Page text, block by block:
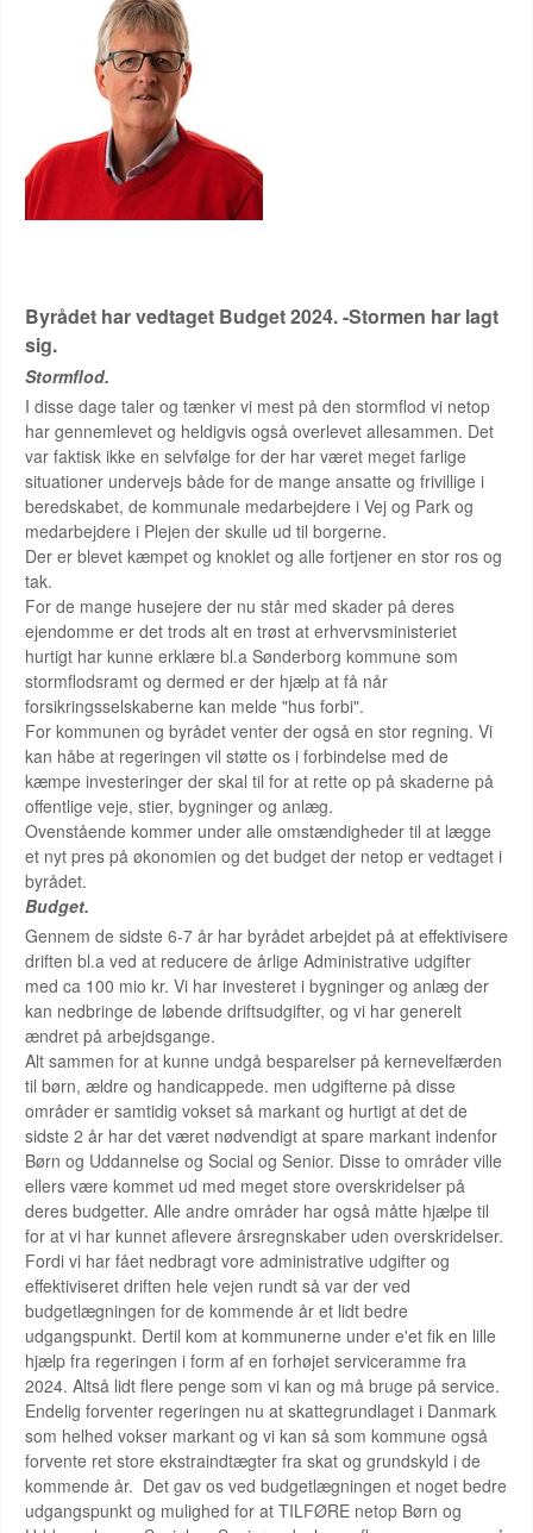
Byrådet har vedtaget Budget 2024. -Stormen har lagt
sig.
Stormflod.
I disse dage taler og tænker vi mest på den stormflod vi netop
har gennemlevet og heldigvis også overlevet allesammen. Det
var faktisk ikke en selvfølge for der har været meget farlige
situationer undervejs både for de mange ansatte og frivillige i
beredskabet, de kommunale medarbejdere i Vej og Park og
medarbejdere i Plejen der skulle ud til borgerne.
Der er blevet kæmpet og knoklet og alle fortjener en stor ros og
tak.
For de mange husejere der nu står med skader på deres
ejendomme er det trods alt en trøst at erhvervsministeriet
hurtigt har kunne erklære bl.a Sønderborg kommune som
stormflodsramt og dermed er der hjælp at få når
forsikringsselskaberne kan melde "hus forbi".
For kommunen og byrådet venter der også en stor regning. Vi
kan håbe at regeringen vil støtte os i forbindelse med de
kæmpe investeringer der skal til for at rette op på skaderne på
offentlige veje, stier, bygninger og anlæg.
Ovenstående kommer under alle omstændigheder til at lægge
et nyt pres på økonomien og det budget der netop er vedtaget i
byrådet.
Budget.
Gennem de sidste 6-7 år har byrådet arbejdet på at effektivisere
driften bl.a ved at reducere de årlige Administrative udgifter
med ca 100 mio kr. Vi har investeret i bygninger og anlæg der
kan nedbringe de løbende driftsudgifter, og vi har generelt
ændret på arbejdsgange.
Alt sammen for at kunne undgå besparelser på kernevelfærden
til børn, ældre og handicappede. men udgifterne på disse
områder er samtidig vokset så markant og hurtigt at det de
sidste 2 år har det været nødvendigt at spare markant indenfor
Børn og Uddannelse og Social og Senior. Disse to områder ville
ellers være kommet ud med meget store overskridelser på
deres budgetter. Alle andre områder har også måtte hjælpe til
for at vi har kunnet aflevere årsregnskaber uden overskridelser.
Fordi vi har fået nedbragt vore administrative udgifter og
effektiviseret driften hele vejen rundt så var der ved
budgetlægningen for de kommende år et lidt bedre
udgangspunkt. Dertil kom at kommunerne under e'et fik en lille
hjælp fra regeringen i form af en forhøjet serviceramme fra
2024. Altså lidt flere penge som vi kan og må bruge på service.
Endelig forventer regeringen nu at skattegrundlaget i Danmark
som helhed vokser markant og vi kan så som kommune også
forvente ret store ekstraindtægter fra skat og grundskyld i de
kommende år. Det gav os ved budgetlægningen et noget bedre
udgangspunkt og mulighed for at TILFØRE netop Børn og